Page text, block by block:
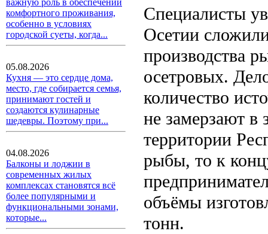
важную роль в обеспечении
комфортного проживания,
особенно в условиях
городской суеты, когда...
05.08.2026
Кухня — это сердце дома,
место, где собирается семья,
принимают гостей и
создаются кулинарные
шедевры. Поэтому при...
04.08.2026
Балконы и лоджии в
современных жилых
комплексах становятся всё
более популярными и
функциональными зонами,
которые...
Специалисты
Осетии
производства
осетровых.
количество
не замерзают в
территории
рыбы, то к
объёмы
тонн.